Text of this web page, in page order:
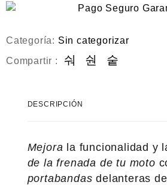
Categoría: Sin categorizar
Compartir :
DESCRIPCIÓN
Mejora la funcionalidad y
de la frenada de tu moto
portabandas delanteras